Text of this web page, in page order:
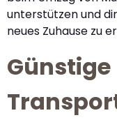
unterstützen und
neues Zuhause zu
Günstige